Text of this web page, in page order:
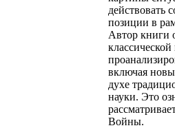
действовать
позиции в
Автор книги
включая
духе
науки. Это
Войны.